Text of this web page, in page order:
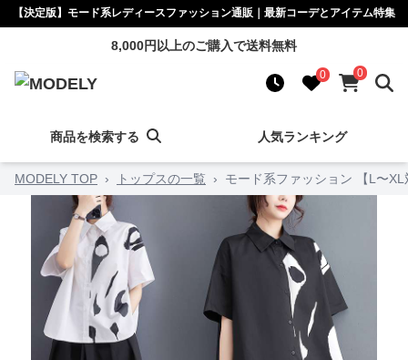
【決定版】モード系レディースファッション通販｜最新コーデとアイテム特集
8,000円以上のご購入で送料無料
0 0
商品を検索する 人気ランキング
MODELY TOP › トップスの一覧 › モード系ファッション 【L〜